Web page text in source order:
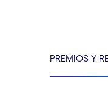
PREMIOS Y